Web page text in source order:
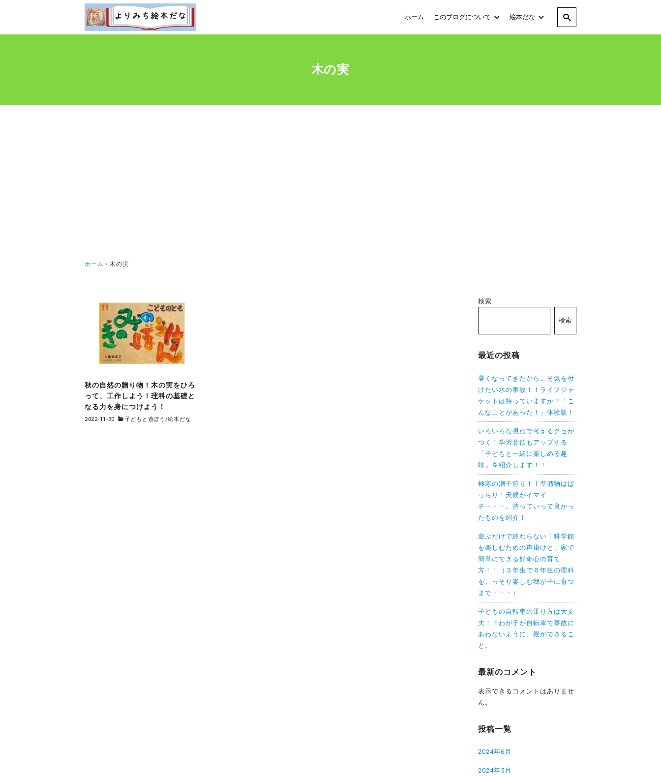
ホーム このブログについて 絵本だな
木の実
ホーム 木の実
秋の自然の贈り物！木の実をひろ
って、工作しよう！理科の基礎と
なる力を身につけよう！
2022-11-30 子どもと遊ぼう /絵本だな
検索
検索
最近の投稿
暑くなってきたからこそ気を付
けたい水の事故！！ライフジャ
ケットは持っていますか？「こ
んなことがあった！」体験談！
いろいろな視点で考えるクセが
つく！学習意欲もアップする
「子どもと一緒に楽しめる趣
味」を紹介します！！
極寒の潮干狩り！！準備物はば
っちり！天候がイマイ
チ・・・。持っていって良かっ
たものを紹介！
遊ぶだけで終わらない！科学館
を楽しむための声掛けと、家で
簡単にできる好奇心の育て
方！！（３年生で６年生の理科
をこっそり楽しむ我が子に育つ
まで・・・）
子どもの自転車の乗り方は大丈
夫！？わが子が自転車で事故に
あわないように、親ができるこ
と。
最新のコメント
表示できるコメントはありませ
ん。
投稿一覧
2024年6月
2024年5月